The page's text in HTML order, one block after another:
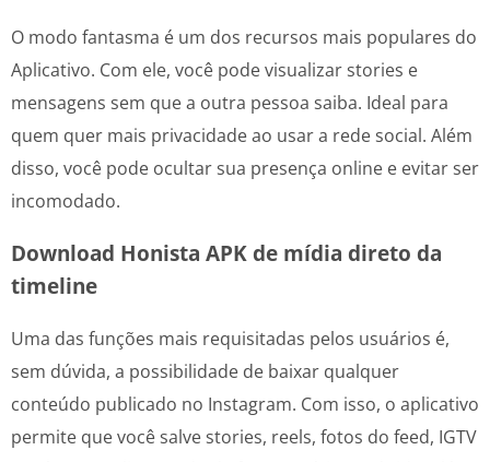
O modo fantasma é um dos recursos mais populares do
Aplicativo. Com ele, você pode visualizar stories e
mensagens sem que a outra pessoa saiba. Ideal para
quem quer mais privacidade ao usar a rede social. Além
disso, você pode ocultar sua presença online e evitar ser
incomodado.
Download Honista APK de mídia direto da
timeline
Uma das funções mais requisitadas pelos usuários é,
sem dúvida, a possibilidade de baixar qualquer
conteúdo publicado no Instagram. Com isso, o aplicativo
permite que você salve stories, reels, fotos do feed, IGTV